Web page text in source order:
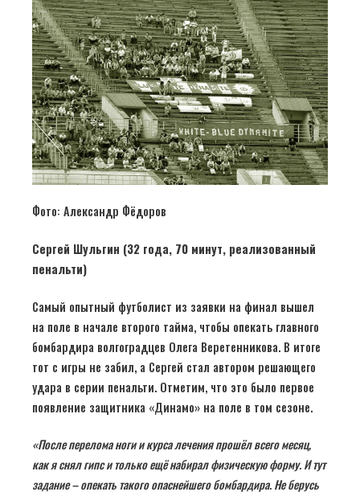
Фото: Александр Фёдоров
Сергей Шульгин (32 года, 70 минут, реализованный
пенальти)
Самый опытный футболист из заявки на финал вышел
на поле в начале второго тайма, чтобы опекать главного
бомбардира волгоградцев Олега Веретенникова. В итоге
тот с игры не забил, а Сергей стал автором решающего
удара в серии пенальти. Отметим, что это было первое
появление защитника «Динамо» на поле в том сезоне.
«После перелома ноги и курса лечения прошёл всего месяц,
как я снял гипс и только ещё набирал физическую форму. И тут
задание – опекать такого опаснейшего бомбардира. Не берусь